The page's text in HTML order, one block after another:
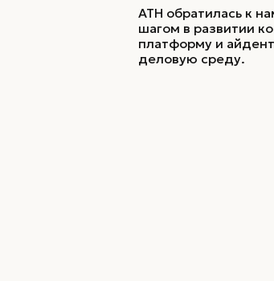
ATH обратилась к
шагом в развитии
платформу и
деловую среду.